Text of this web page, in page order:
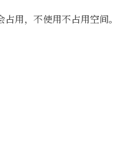
用，不使用不占用空间。